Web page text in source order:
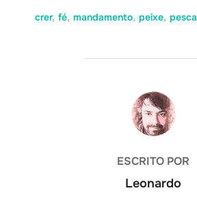
crer, fé, mandamento, peixe, pesca
AUTOR DO POST
ESCRITO POR
Leonardo